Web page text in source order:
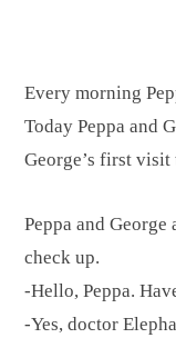
Every morning
Today Peppa and
George’s first visit
Peppa and
check up.
-Hello, Peppa.
-Yes, doctor